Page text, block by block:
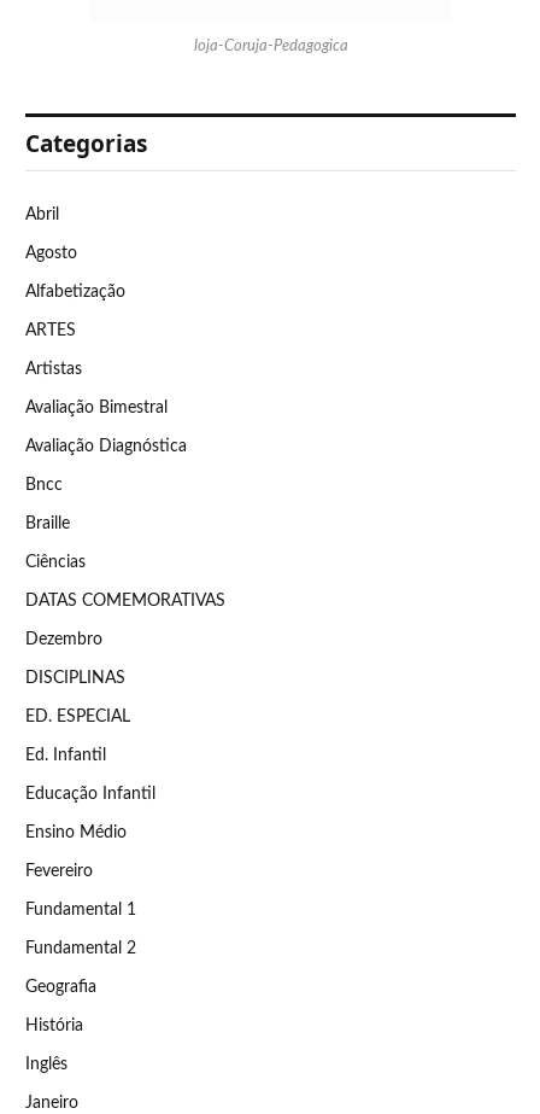
loja-Coruja-Pedagogica
Categorias
Abril
Agosto
Alfabetização
ARTES
Artistas
Avaliação Bimestral
Avaliação Diagnóstica
Bncc
Braille
Ciências
DATAS COMEMORATIVAS
Dezembro
DISCIPLINAS
ED. ESPECIAL
Ed. Infantil
Educação Infantil
Ensino Médio
Fevereiro
Fundamental 1
Fundamental 2
Geografia
História
Inglês
Janeiro